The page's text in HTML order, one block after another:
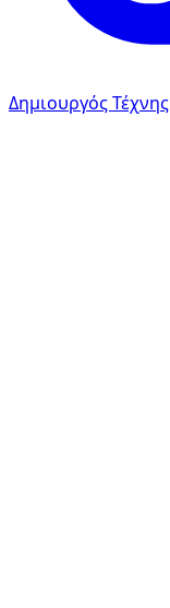
Δημιουργός Τέχνης